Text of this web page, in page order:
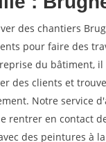
des chantiers
pour faire des
du bâtiment,
des clients et
Notre service
rentrer en contact
des peintures à